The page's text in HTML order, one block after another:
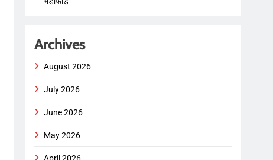
Archives
August 2026
July 2026
June 2026
May 2026